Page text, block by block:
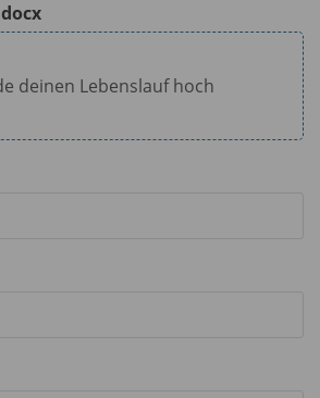
e
deinen Lebenslauf hoch